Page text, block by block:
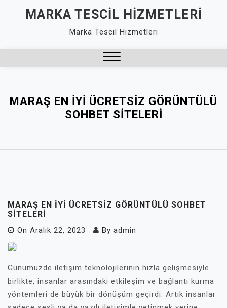
MARKA TESCIL HIZMETLERI
Marka Tescil Hizmetleri
MARAŞ EN İYI ÜCRETSIZ GÖRÜNTÜLÜ
SOHBET SITELERI
MARAŞ EN İYI ÜCRETSIZ GÖRÜNTÜLÜ SOHBET
SITELERI
On Aralık 22, 2023 By admin
Günümüzde iletişim teknolojilerinin hızla gelişmesiyle
birlikte, insanlar arasındaki etkileşim ve bağlantı kurma
yöntemleri de büyük bir dönüşüm geçirdi. Artık insanlar